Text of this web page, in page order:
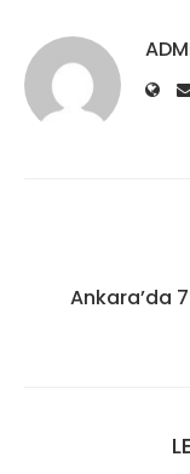
Ankara’da